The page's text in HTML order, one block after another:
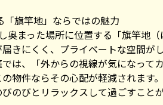
旗竿地」ならではの魅力
奥まった場所に位置する「旗竿地
きにくく、プライベートな空間が
は、「外からの視線が気になっ
物件ならその心配が軽減されます
のびとリラックスして過ごすことが